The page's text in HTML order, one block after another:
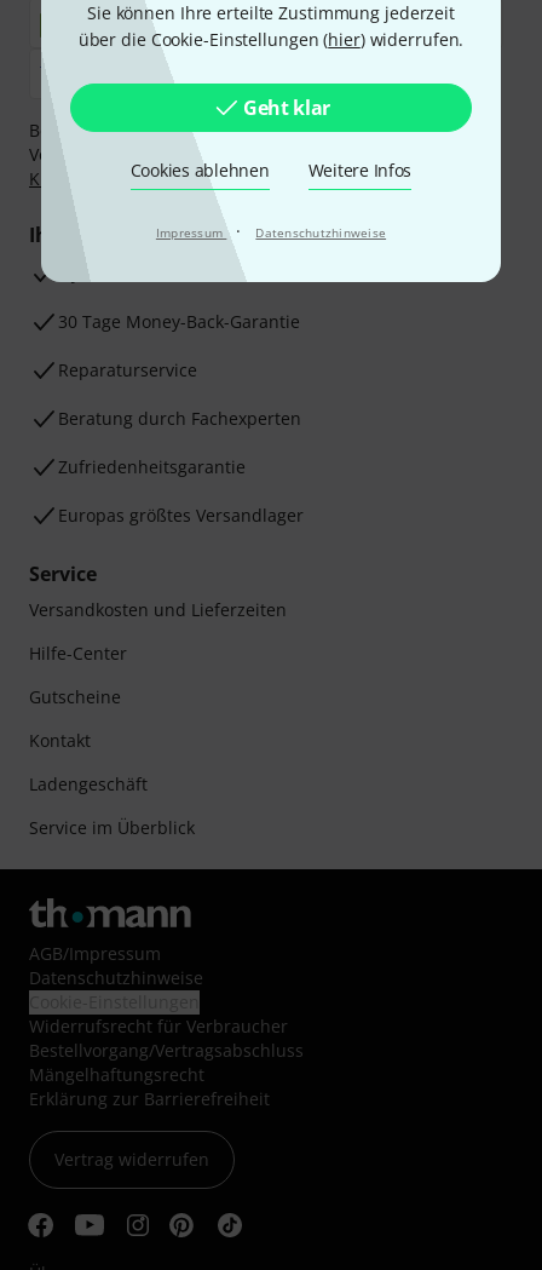
Sie können Ihre erteilte Zustimmung jederzeit
über die Cookie-Einstellungen (hier) widerrufen.
Geht klar
Cookies ablehnen Weitere Infos
Impressum · Datenschutzhinweise
Bezahlen Sie vertraulich und sicher per Nachnahme,
Vorkasse, PayPal, Amazon Pay,
Klarna Ratenzahlungoder Kreditkarte.
Ihre Vorteile
3 Jahre Thomann Garantie
30 Tage Money-Back-Garantie
Reparaturservice
Beratung durch Fachexperten
Zufriedenheitsgarantie
Europas größtes Versandlager
Service
Versandkosten und Lieferzeiten
Hilfe-Center
Gutscheine
Kontakt
Ladengeschäft
Service im Überblick
AGB/Impressum
Datenschutzhinweise
Widerrufsrecht für Verbraucher
Bestellvorgang/Vertragsabschluss
Mängelhaftungsrecht
Erklärung zur Barrierefreiheit
Vertrag widerrufen